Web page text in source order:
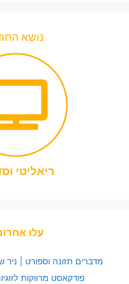
נושא
ריאליטי
עלו
מדברים תזונה וספורט | ניר
פודקאסט מרווקות